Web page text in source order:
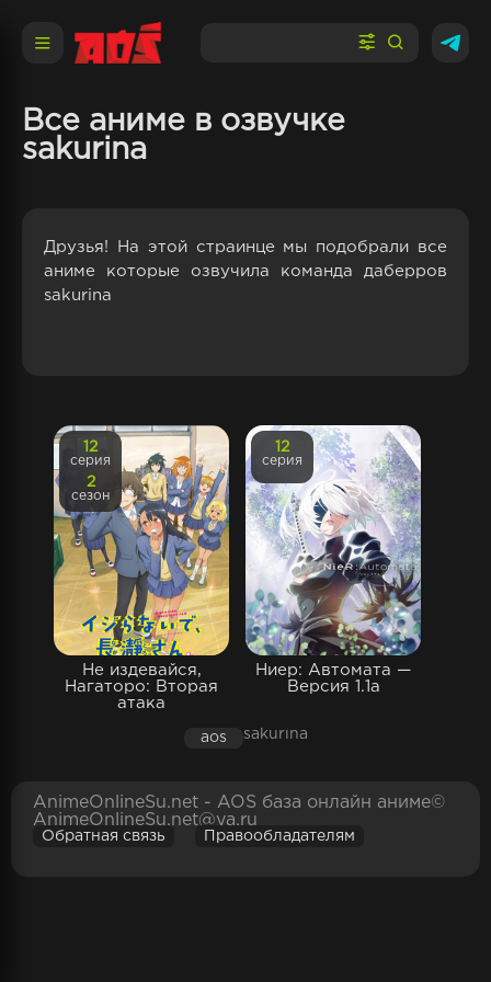
Все аниме в озвучке
sakurina
Друзья! На этой страинце мы подобрали все
аниме которые озвучила команда даберров
sakurina
Не издевайся,
Нагаторо: Вторая
атака
12
серия
2
сезон
Ниер: Автомата —
Версия 1.1а
12
серия
aos sakurina
AnimeOnlineSu.net - AOS база онлайн аниме©
AnimeOnlineSu.net@ya.ru
Обратная связь Правообладателям